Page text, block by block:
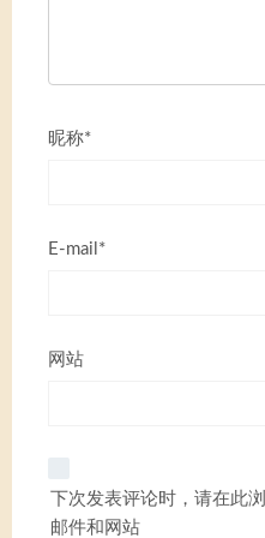
昵称*
E-mail*
网站
下次发表评论时，请在此
邮件和网站